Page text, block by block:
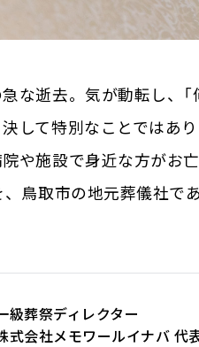
な逝去。気が動転し、
して特別なことではあり
や施設で身近な方がお
、鳥取市の地元葬儀社
級葬祭ディレクター
式会社メモワールイナバ 代